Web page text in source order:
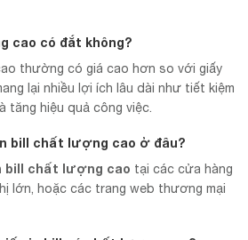
cao có đắt không?
thường có giá cao hơn so với giấy
lại nhiều lợi ích lâu dài như tiết kiệm
tăng hiệu quả công việc.
bill chất lượng cao ở đâu?
bill chất lượng cao tại các cửa hàng
lớn, hoặc các trang web thương mại